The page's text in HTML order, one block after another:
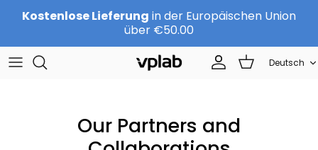
Kostenlose Lieferung in der Europäischen Union
über €50.00
Deutsch
SETS
Über uns
Our Partners and